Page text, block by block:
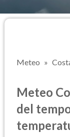
Meteo
Meteo
del